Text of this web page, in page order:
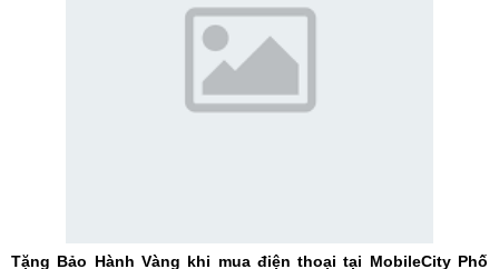
Tặng Bảo Hành Vàng khi mua điện thoại tại MobileCity Phố